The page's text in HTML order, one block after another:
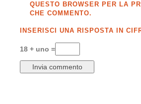
QUESTO BROWSER PER LA
CHE COMMENTO.
INSERISCI UNA RISPOSTA IN
18 + uno =